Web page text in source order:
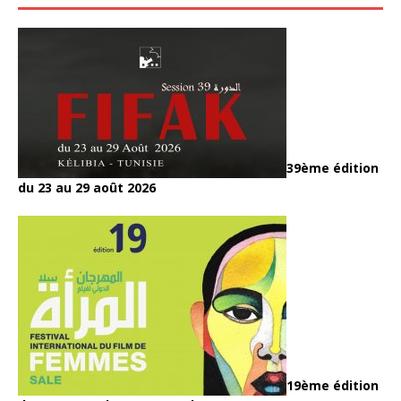
39ème édition
du 23 au 29 août 2026
19ème édition